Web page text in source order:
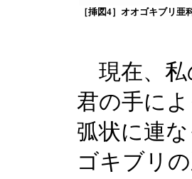
［挿図4］オオゴキブリ亜
現在、私
君の手に
弧状に連
ゴキブリ